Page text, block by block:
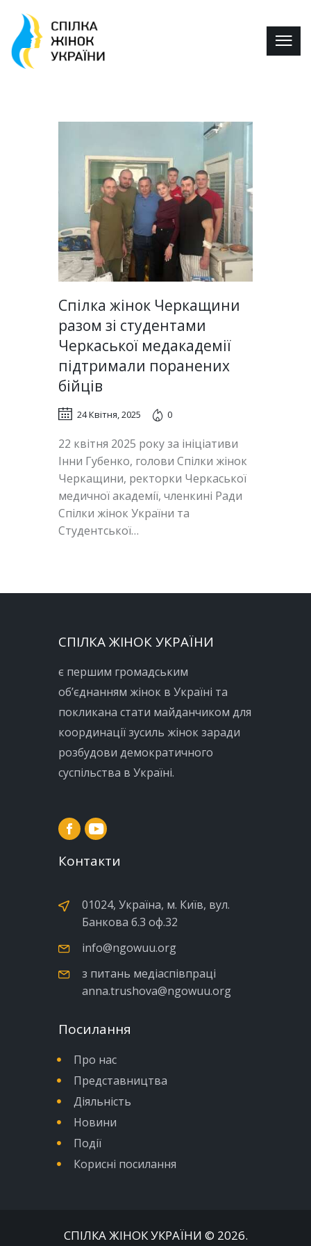
Спілка жінок Черкащини
разом зі студентами
Черкаської медакадемії
підтримали поранених
бійців
24 Квітня, 2025 0
22 квітня 2025 року за ініціативи
Інни Губенко, голови Спілки жінок
Черкащини, ректорки Черкаської
медичної академії, членкині Ради
Спілки жінок України та
Студентської…
СПІЛКА ЖІНОК УКРАЇНИ
є першим громадським
об’єднанням жінок в Україні та
покликана стати майданчиком для
координації зусиль жінок заради
розбудови демократичного
суспільства в Україні.
Контакти
01024, Україна, м. Київ, вул.
Банкова б.3 оф.32
info@ngowuu.org
з питань медіаспівпраці
anna.trushova@ngowuu.org
Посилання
Про нас
Представництва
Діяльність
Новини
Події
Корисні посилання
СПІЛКА ЖІНОК УКРАЇНИ © 2026.